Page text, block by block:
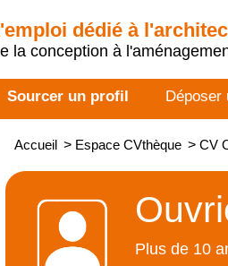
dédié à
la conception à
Sourcer un profil Déposer
Accueil > Espace CVthèque > CV
Plus de 10